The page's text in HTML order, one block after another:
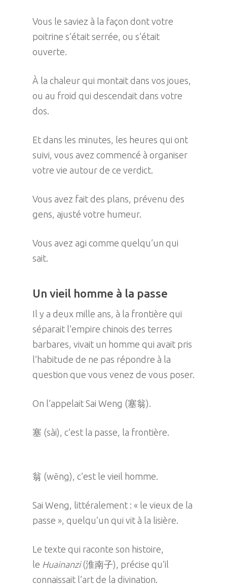
Vous le saviez à la façon dont votre
poitrine s’était serrée, ou s’était
ouverte.
À la chaleur qui montait dans vos joues,
ou au froid qui descendait dans votre
dos.
Et dans les minutes, les heures qui ont
suivi, vous avez commencé à organiser
votre vie autour de ce verdict.
Vous avez fait des plans, prévenu des
gens, ajusté votre humeur.
Vous avez agi comme quelqu’un qui
sait.
Un vieil homme à la passe
Il y a deux mille ans, à la frontière qui
séparait l’empire chinois des terres
barbares, vivait un homme qui avait pris
l’habitude de ne pas répondre à la
question que vous venez de vous poser.
On l’appelait Sai Weng (塞翁).
塞 (sài), c’est la passe, la frontière.
翁 (wēng), c’est le vieil homme.
Sai Weng, littéralement : « le vieux de la
passe », quelqu’un qui vit à la lisière.
Le texte qui raconte son histoire,
le Huainanzi(淮南子), précise qu’il
connaissait l’art de la divination.